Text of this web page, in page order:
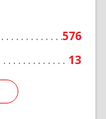
576
13
Подробнее